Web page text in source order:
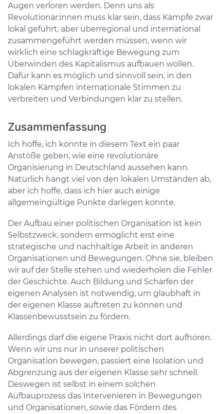
Augen verloren werden. Denn uns als
Revolutionär:innen muss klar sein, dass Kämpfe zwar
lokal geführt, aber überregional und international
zusammengeführt werden müssen, wenn wir
wirklich eine schlagkräftige Bewegung zum
Überwinden des Kapitalismus aufbauen wollen.
Dafür kann es möglich und sinnvoll sein, in den
lokalen Kämpfen internationale Stimmen zu
verbreiten und Verbindungen klar zu stellen.
Zusammenfassung
Ich hoffe, ich konnte in diesem Text ein paar
Anstöße geben, wie eine revolutionäre
Organisierung in Deutschland aussehen kann.
Natürlich hängt viel von den lokalen Umständen ab,
aber ich hoffe, dass ich hier auch einige
allgemeingültige Punkte darlegen konnte.
Der Aufbau einer politischen Organisation ist kein
Selbstzweck, sondern ermöglicht erst eine
strategische und nachhaltige Arbeit in anderen
Organisationen und Bewegungen. Ohne sie, bleiben
wir auf der Stelle stehen und wiederholen die Fehler
der Geschichte. Auch Bildung und Schärfen der
eigenen Analysen ist notwendig, um glaubhaft in
der eigenen Klasse auftreten zu können und
Klassenbewusstsein zu fördern.
Allerdings darf die eigene Praxis nicht dort aufhören.
Wenn wir uns nur in unserer politischen
Organisation bewegen, passiert eine Isolation und
Abgrenzung aus der eigenen Klasse sehr schnell.
Deswegen ist selbst in einem solchen
Aufbauprozess das Intervenieren in Bewegungen
und Organisationen, sowie das Fördern des